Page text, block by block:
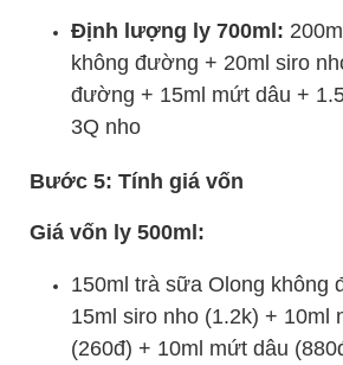
Định lượng ly 700ml:
không đường + 20ml siro
đường + 15ml mứt dâu +
3Q nho
Bước 5: Tính giá vốn
Giá vốn ly 500ml:
150ml trà sữa Olong không
15ml siro nho (1.2k) + 10ml
(260đ) + 10ml mứt dâu